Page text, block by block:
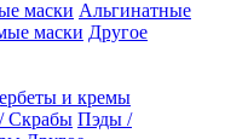
маски Альгинатные
маски Другое
и кремы
Скрабы Пэды /